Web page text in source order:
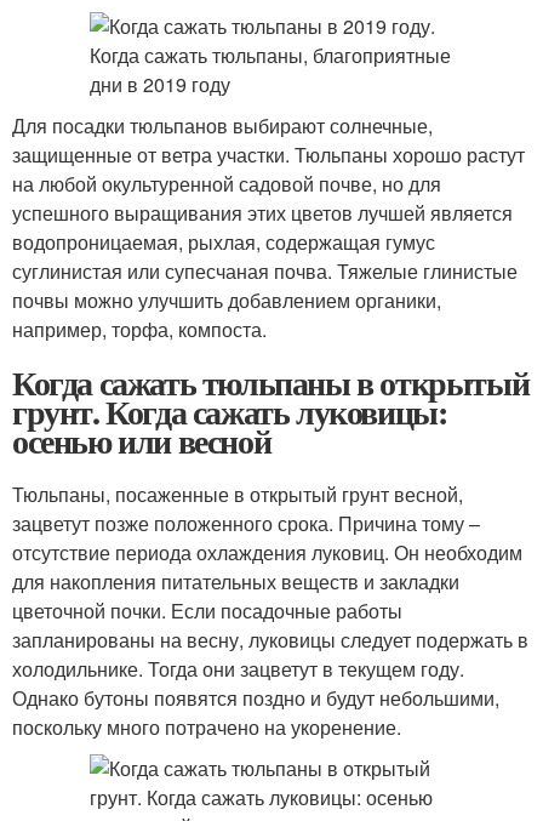
Для посадки тюльпанов выбирают солнечные,
защищенные от ветра участки. Тюльпаны хорошо растут
на любой окультуренной садовой почве, но для
успешного выращивания этих цветов лучшей является
водопроницаемая, рыхлая, содержащая гумус
суглинистая или супесчаная почва. Тяжелые глинистые
почвы можно улучшить добавлением органики,
например, торфа, компоста.
Когда сажать тюльпаны в открытый
грунт. Когда сажать луковицы:
осенью или весной
Тюльпаны, посаженные в открытый грунт весной,
зацветут позже положенного срока. Причина тому –
отсутствие периода охлаждения луковиц. Он необходим
для накопления питательных веществ и закладки
цветочной почки. Если посадочные работы
запланированы на весну, луковицы следует подержать в
холодильнике. Тогда они зацветут в текущем году.
Однако бутоны появятся поздно и будут небольшими,
поскольку много потрачено на укоренение.